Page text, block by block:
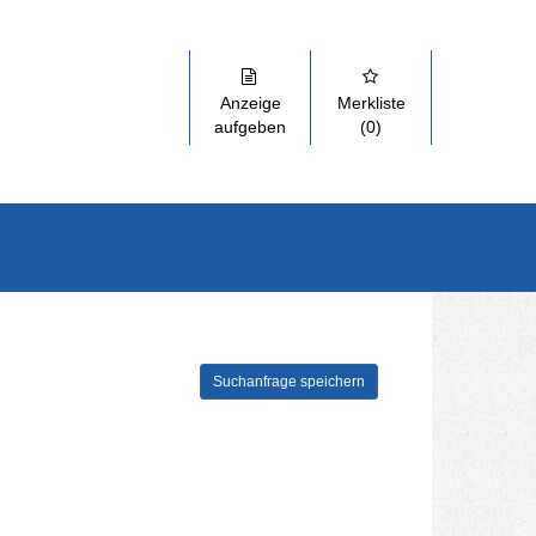
Anzeige
aufgeben
Merkliste
(0)
und Links zu öffnen. Mit Pfeil rechts klappen Sie auf,
Suchanfrage speichern